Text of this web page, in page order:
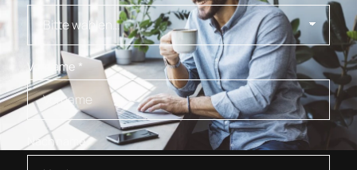
Vorname *
Nachname*